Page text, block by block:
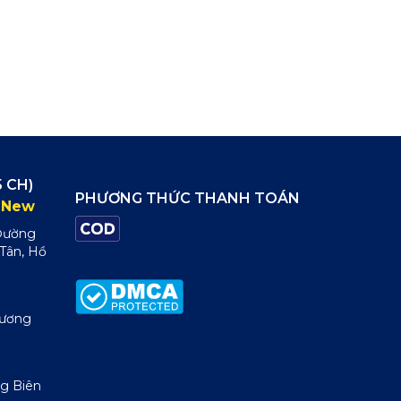
CH)
New
Hồ
Biên
PHƯƠNG THỨC THANH TOÁN